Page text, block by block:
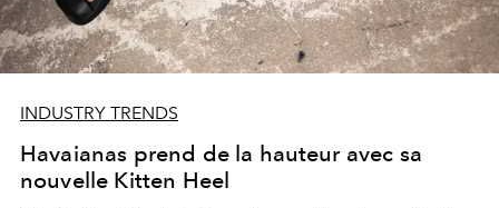
INDUSTRY TRENDS
Havaianas prend de la hauteur avec sa
nouvelle Kitten Heel